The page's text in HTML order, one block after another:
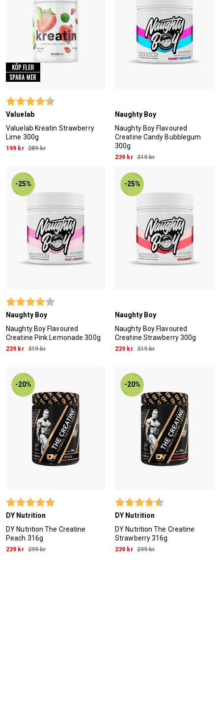
Betyg:
Valuelab
Valuelab Kreatin Strawberry
Lime 300g
199 kr 289 kr
Naughty Boy
Naughty Boy Flavoured
Creatine Candy Bubblegum
300g
239 kr 319 kr
-25%
Betyg:
Naughty Boy
Naughty Boy Flavoured
Creatine Pink Lemonade 300g
239 kr 319 kr
-25%
Naughty Boy
Naughty Boy Flavoured
Creatine Strawberry 300g
239 kr 319 kr
-20%
Betyg: 5.0 utav 5 stjärnor
DY Nutrition
DY Nutrition The Creatine
Peach 316g
239 kr 299 kr
-20%
Betyg:
DY Nutrition
DY Nutrition The Creatine
Strawberry 316g
239 kr 299 kr